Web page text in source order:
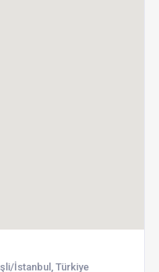
İstanbul, Türkiye